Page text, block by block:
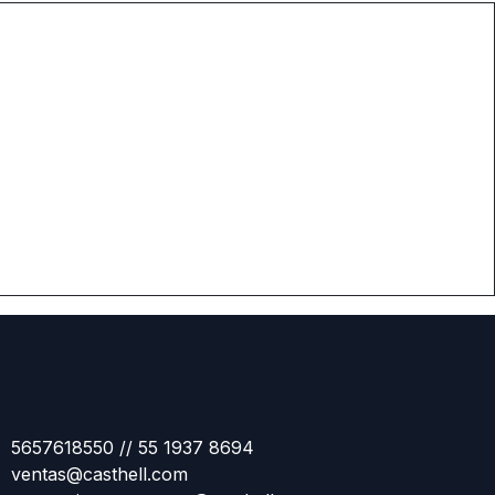
5657618550 // 55 1937 8694
ventas@casthell.com